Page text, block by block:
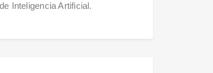
Inteligencia Artificial.